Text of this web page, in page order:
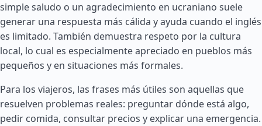
simple saludo o un agradecimiento en ucraniano suele
generar una respuesta más cálida y ayuda cuando el inglés
es limitado. También demuestra respeto por la cultura
local, lo cual es especialmente apreciado en pueblos más
pequeños y en situaciones más formales.
Para los viajeros, las frases más útiles son aquellas que
resuelven problemas reales: preguntar dónde está algo,
pedir comida, consultar precios y explicar una emergencia.